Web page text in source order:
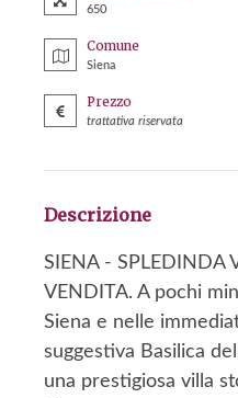
650
Comune
Siena
Prezzo
trattativa riservata
Descrizione
SIENA - SPLEDINDA
VENDITA. A pochi
Siena e nelle
suggestiva Basilica
una prestigiosa villa